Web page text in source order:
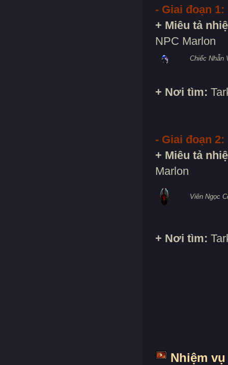
- Giai đoạn 1:
+ Miêu tả
NPC Marlon
Chiếc Nhẫn
+ Nơi tìm:
- Giai đoạn
+ Miêu tả
Marlon
Viên Ngọc
+ Nơi tìm:
Nhiệm